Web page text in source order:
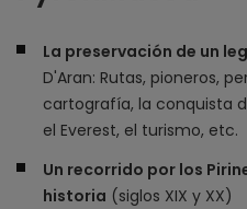
La preservación de un
D'Aran: Rutas, pioneros,
cartografía, la conquista
el Everest, el turismo, etc.
Un recorrido por los
historia (siglos XIX y XX)